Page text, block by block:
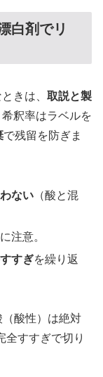
白剤でリ
きは、 取説と製
釈率はラベルを
で残留を防ぎま
ない （酸と混
注意。
すぎを繰り返
酸性）は絶対
全すすぎで切り